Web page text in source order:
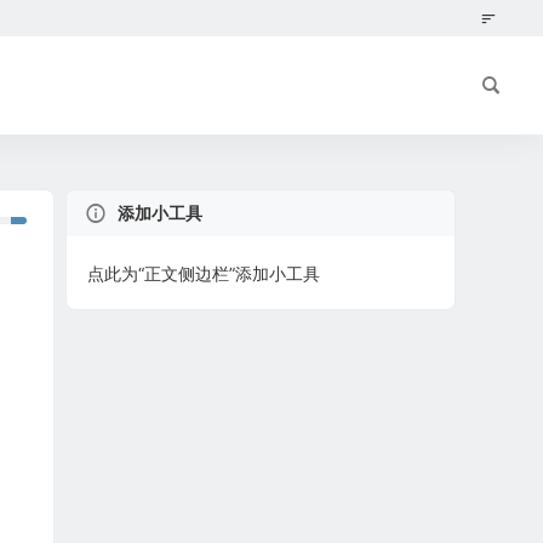
添加小工具
点此为“正文侧边栏”添加小工具